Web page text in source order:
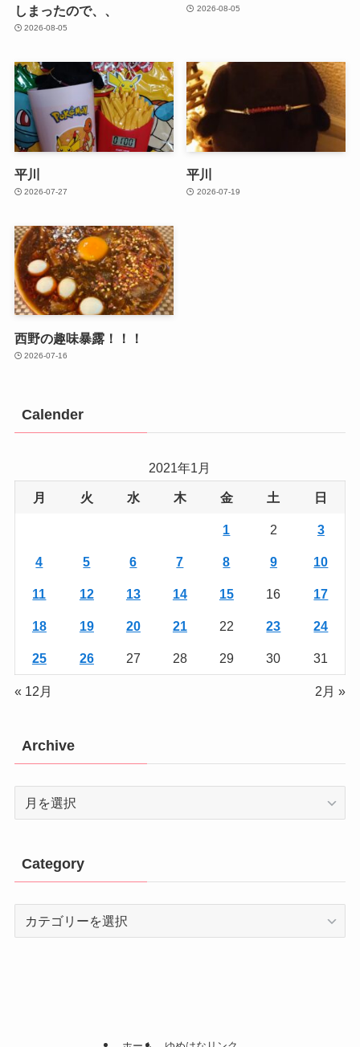
しまったので、、
2026-08-05
2026-08-05
平川
2026-07-27
平川
2026-07-19
西野の趣味暴露！！！
2026-07-16
Calender
2021年1月
月 火 水 木 金 土 日
1 2 3
4 5 6 7 8 9 10
11 12 13 14 15 16 17
18 19 20 21 22 23 24
25 26 27 28 29 30 31
« 12月 2月 »
Archive
Archive
Category
Category